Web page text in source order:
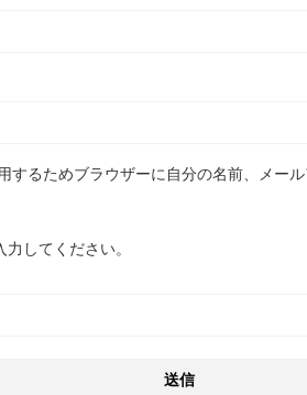
するためブラウザーに自分の名前、メール
してください。